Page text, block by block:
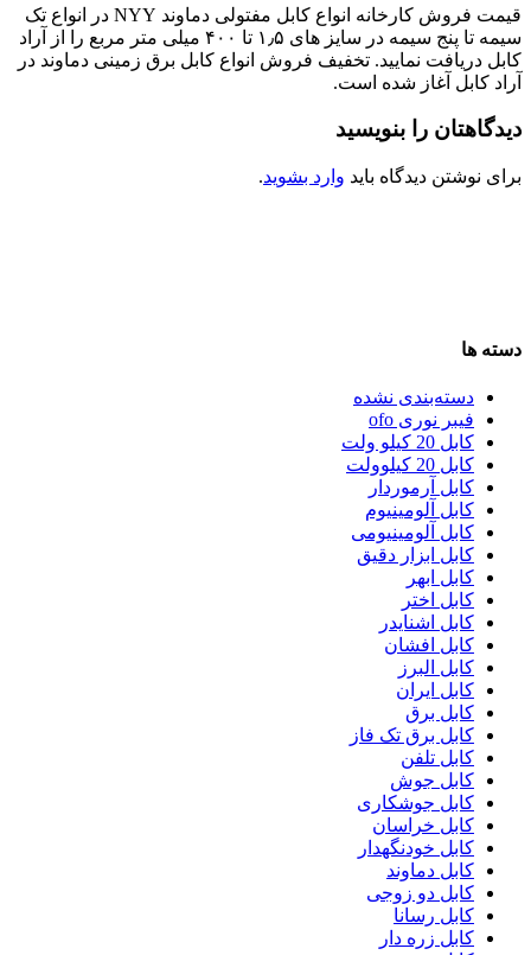
قیمت فروش کارخانه انواع کابل مفتولی دماوند NYY در انواع تک
سیمه تا پنج سیمه در سایز های ۱٫۵ تا ۴۰۰ میلی متر مربع را از آراد
کابل دریافت نمایید. تخفیف فروش انواع کابل برق زمینی دماوند در
آراد کابل آغاز شده است.
دیدگاهتان را بنویسید
برای نوشتن دیدگاه باید وارد بشوید.
دسته ها
دسته‌بندی نشده
فیبر نوری ofo
کابل 20 کیلو ولت
کابل 20 کیلوولت
کابل آرموردار
کابل آلومینیوم
کابل آلومینیومی
کابل ابزار دقیق
کابل ابهر
کابل اختر
کابل اشنایدر
کابل افشان
کابل البرز
کابل ایران
کابل برق
کابل برق تک فاز
کابل تلفن
کابل جوش
کابل جوشکاری
کابل خراسان
کابل خودنگهدار
کابل دماوند
کابل دو زوجی
کابل رسانا
کابل زره دار